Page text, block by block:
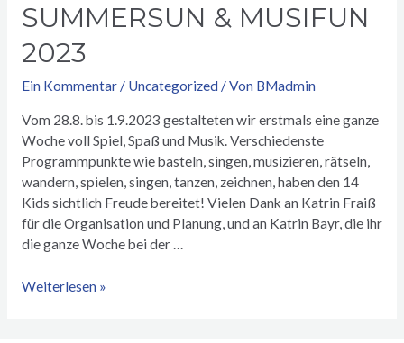
SUMMERSUN & MUSIFUN
2023
Ein Kommentar / Uncategorized / Von BMadmin
Vom 28.8. bis 1.9.2023 gestalteten wir erstmals eine ganze
Woche voll Spiel, Spaß und Musik. Verschiedenste
Programmpunkte wie basteln, singen, musizieren, rätseln,
wandern, spielen, singen, tanzen, zeichnen, haben den 14
Kids sichtlich Freude bereitet! Vielen Dank an Katrin Fraiß
für die Organisation und Planung, und an Katrin Bayr, die ihr
die ganze Woche bei der …
SUMMERSUN
Weiterlesen »